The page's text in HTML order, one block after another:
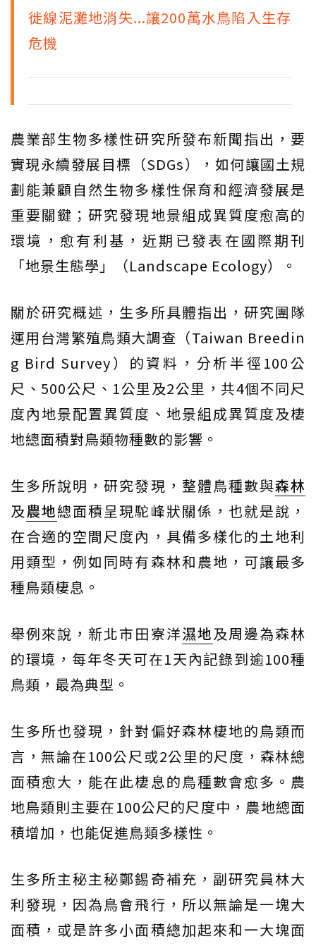
徙線泥灘地消失...讓200萬水鳥陷入生存
危機
農業部生物多樣性研究所發布新聞指出，要
實現永續發展目標（SDGs），如何讓國土規
劃能兼顧自然生物多樣性保育和經濟發展是
重要關鍵；研究發現地景組成異質度愈高的
環境，愈有利基，近期已發表在國際期刊
「地景生態學」（Landscape Ecology）。
關於研究概述，生多所具體指出，研究團隊
運用台灣繁殖鳥類大調查（Taiwan Breedin
g Bird Survey）的資料，分析半徑100公
尺、500公尺、1公里及2公里，共4個不同尺
度內地景配置異質度、地景組成異質度及棲
地總面積對鳥類物種數的影響。
生多所說明，研究發現，整體鳥種數與森林
及農地總面積呈現駝峰狀關係，也就是說，
在合適的空間尺度內，具備多樣化的土地利
用類型，例如同時有森林和農地，可讓最多
種鳥類棲息。
舉例來說，新北市田寮洋濕地及周邊為森林
的環境，每年冬天可在1天內記錄到逾100種
鳥類，最為典型。
生多所也發現，針對偏好森林棲地的鳥類而
言，無論在100公尺或2公里的尺度，森林總
面積愈大，能在此棲息的鳥種數會愈多。農
地鳥類則主要在100公尺的尺度中，農地總面
積增加，也能促進鳥類多樣性。
生多所主秘主秘鄭錫奇補充，副研究員林大
利發現，因為鳥會飛行，所以無論是一塊大
面積，或是許多小面積總加起來和一大塊面